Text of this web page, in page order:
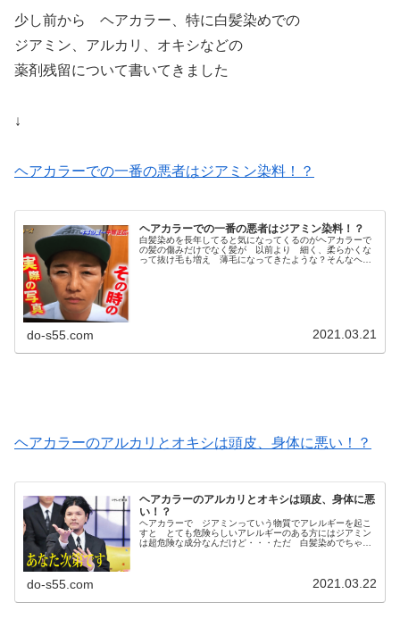
少し前から ヘアカラー、特に白髪染めでの
ジアミン、アルカリ、オキシなどの
薬剤残留について書いてきました
↓
ヘアカラーでの一番の悪者はジアミン染料！？
ヘアカラーでの一番の悪者はジアミン染料！？
白髪染めを長年してると気になってくるのがヘアカラーで
の髪の傷みだけでなく髪が 以前より 細く、柔らかくな
って抜け毛も増え 薄毛になってきたような？そんなヘア
do-s55.com 2021.03.21
ヘアカラーのアルカリとオキシは頭皮、身体に悪い！？
ヘアカラーのアルカリとオキシは頭皮、身体に悪
い！？
ヘアカラーで ジアミンっていう物質でアレルギーを起こ
すと とても危険らしいアレルギーのある方にはジアミン
は超危険な成分なんだけど・・・ただ 白髪染めでちゃん
do-s55.com 2021.03.22